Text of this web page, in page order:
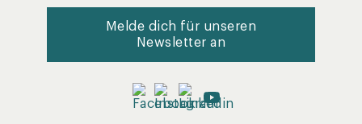
Melde dich für unseren
Newsletter an